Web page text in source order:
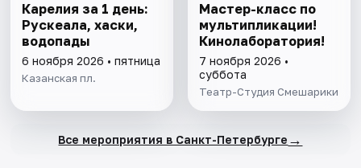
Карелия за 1 день:
Рускеала, хаски,
водопады
6 ноября 2026 • пятница
Казанская пл.
Мастер-класс по
мультипликации!
Кинолаборатория!
7 ноября 2026 •
суббота
Театр-Студия Смешарики
Все мероприятия в Санкт-Петербурге →